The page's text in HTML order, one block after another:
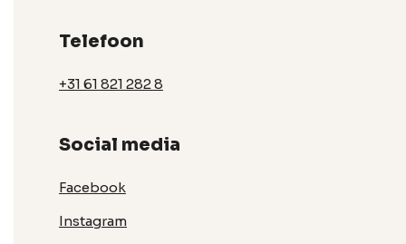
Telefoon
+31 61 821 282 8
Social media
Facebook
Instagram